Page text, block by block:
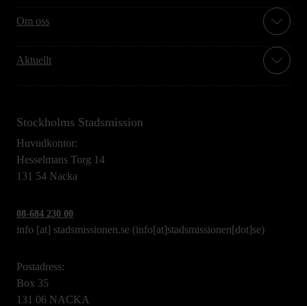
Om oss
Aktuellt
Stockholms Stadsmission
Huvudkontor:
Hesselmans Torg 14
131 54 Nacka
08-684 230 00
info [at] stadsmissionen.se (info[at]stadsmissionen[dot]se)
Postadress:
Box 35
131 06 NACKA